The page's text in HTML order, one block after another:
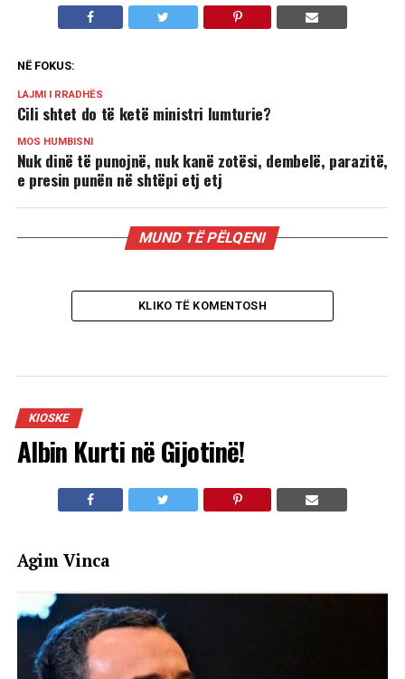
NË FOKUS:
LAJMI I RRADHËS
Cili shtet do të ketë ministri lumturie?
MOS HUMBISNI
Nuk dinë të punojnë, nuk kanë zotësi, dembelë, parazitë,
e presin punën në shtëpi etj etj
MUND TË PËLQENI
KLIKO TË KOMENTOSH
KIOSKE
Albin Kurti në Gijotinë!
Agim Vinca